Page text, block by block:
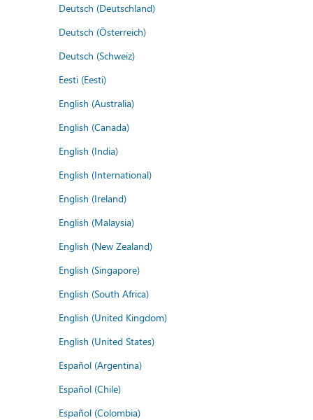
Deutsch (Deutschland)
Deutsch (Österreich)
Deutsch (Schweiz)
Eesti (Eesti)
English (Australia)
English (Canada)
English (India)
English (International)
English (Ireland)
English (Malaysia)
English (New Zealand)
English (Singapore)
English (South Africa)
English (United Kingdom)
English (United States)
Español (Argentina)
Español (Chile)
Español (Colombia)